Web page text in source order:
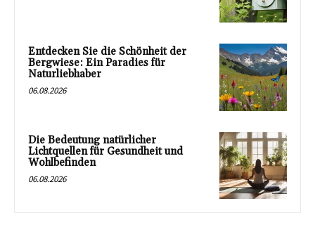
Entdecken Sie die Schönheit der
Bergwiese: Ein Paradies für
Naturliebhaber
06.08.2026
Die Bedeutung natürlicher
Lichtquellen für Gesundheit und
Wohlbefinden
06.08.2026